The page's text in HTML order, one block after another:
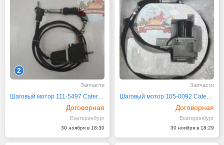
2
Запчасти
Шаговый мотор 111-5497 Caterpillar CAT
Договорная
Екатеринбург
30 ноября в 18:30
Запчасти
Шаговый мотор 105-0092 Caterpillar CAT
Договорная
Екатеринбург
30 ноября в 18:29